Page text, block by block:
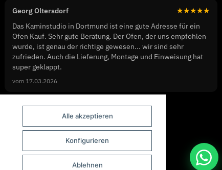
Alle akzeptieren
Konfigurieren
Ablehnen
Georg Oltersdorf
★★★★★
Das Kaminstudio in Dortmund ist eine gute Adresse für ein
Ofen Kauf. Sehr gute Beratung. Der Ofen, der uns empfohlen
wurde, ist genau der richtige gewesen... wir sind sehr
zufrieden. Auch die Lieferung, Montage und Einweisung hat
super geklappt.
vom 17.03.2026